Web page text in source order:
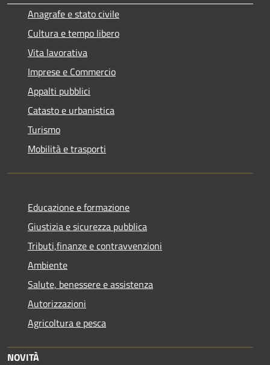
Anagrafe e stato civile
Cultura e tempo libero
Vita lavorativa
Imprese e Commercio
Appalti pubblici
Catasto e urbanistica
Turismo
Mobilità e trasporti
Educazione e formazione
Giustizia e sicurezza pubblica
Tributi,finanze e contravvenzioni
Ambiente
Salute, benessere e assistenza
Autorizzazioni
Agricoltura e pesca
NOVITÀ